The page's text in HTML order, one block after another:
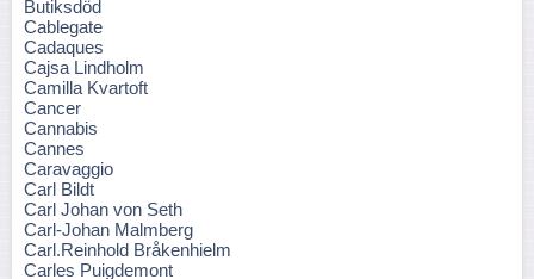
Butiksdöd
Cablegate
Cadaques
Cajsa Lindholm
Camilla Kvartoft
Cancer
Cannabis
Cannes
Caravaggio
Carl Bildt
Carl Johan von Seth
Carl-Johan Malmberg
Carl.Reinhold Bråkenhielm
Carles Puigdemont